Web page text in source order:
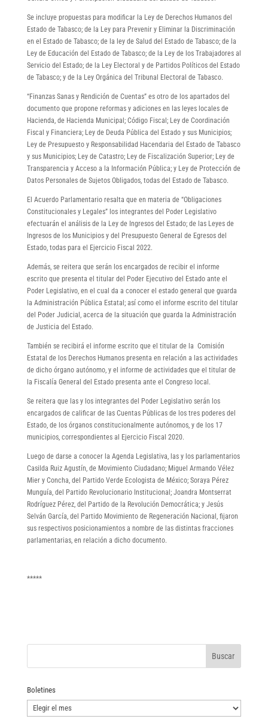
Se incluye propuestas para modificar la Ley de Derechos Humanos del
Estado de Tabasco; de la Ley para Prevenir y Eliminar la Discriminación
en el Estado de Tabasco; de la ley de Salud del Estado de Tabasco; de la
Ley de Educación del Estado de Tabasco; de la Ley de los Trabajadores al
Servicio del Estado; de la Ley Electoral y de Partidos Políticos del Estado
de Tabasco; y de la Ley Orgánica del Tribunal Electoral de Tabasco.
“Finanzas Sanas y Rendición de Cuentas” es otro de los apartados del
documento que propone reformas y adiciones en las leyes locales de
Hacienda, de Hacienda Municipal; Código Fiscal; Ley de Coordinación
Fiscal y Financiera; Ley de Deuda Pública del Estado y sus Municipios;
Ley de Presupuesto y Responsabilidad Hacendaria del Estado de Tabasco
y sus Municipios; Ley de Catastro; Ley de Fiscalización Superior; Ley de
Transparencia y Acceso a la Información Pública; y Ley de Protección de
Datos Personales de Sujetos Obligados, todas del Estado de Tabasco.
El Acuerdo Parlamentario resalta que en materia de “Obligaciones
Constitucionales y Legales” los integrantes del Poder Legislativo
efectuarán el análisis de la Ley de Ingresos del Estado; de las Leyes de
Ingresos de los Municipios y del Presupuesto General de Egresos del
Estado, todas para el Ejercicio Fiscal 2022.
Además, se reitera que serán los encargados de recibir el informe
escrito que presenta el titular del Poder Ejecutivo del Estado ante el
Poder Legislativo, en el cual da a conocer el estado general que guarda
la Administración Pública Estatal; así como el informe escrito del titular
del Poder Judicial, acerca de la situación que guarda la Administración
de Justicia del Estado.
También se recibirá el informe escrito que el titular de la Comisión
Estatal de los Derechos Humanos presenta en relación a las actividades
de dicho órgano autónomo, y el informe de actividades que el titular de
la Fiscalía General del Estado presenta ante el Congreso local.
Se reitera que las y los integrantes del Poder Legislativo serán los
encargados de calificar de las Cuentas Públicas de los tres poderes del
Estado, de los órganos constitucionalmente autónomos, y de los 17
municipios, correspondientes al Ejercicio Fiscal 2020.
Luego de darse a conocer la Agenda Legislativa, las y los parlamentarios
Casilda Ruiz Agustín, de Movimiento Ciudadano; Miguel Armando Vélez
Mier y Concha, del Partido Verde Ecologista de México; Soraya Pérez
Munguía, del Partido Revolucionario Institucional; Joandra Montserrat
Rodríguez Pérez, del Partido de la Revolución Democrática; y Jesús
Selván García, del Partido Movimiento de Regeneración Nacional, fijaron
sus respectivos posicionamientos a nombre de las distintas fracciones
parlamentarias, en relación a dicho documento.
*****
Boletines
Boletines